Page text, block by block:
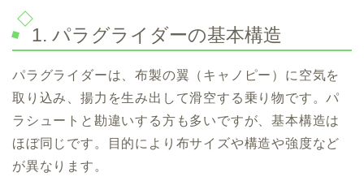
1. パラグライダーの基本構造
パラグライダーは、布製の翼（キャノピー）に空気を
取り込み、揚力を生み出して滑空する乗り物です。パ
ラシュートと勘違いする方も多いですが、基本構造は
ほぼ同じです。目的により布サイズや構造や強度など
が異なります。